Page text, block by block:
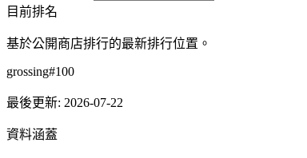
目前排名
基於公開商店排行的最新排行位置。
grossing#100
最後更新: 2026-07-22
資料涵蓋